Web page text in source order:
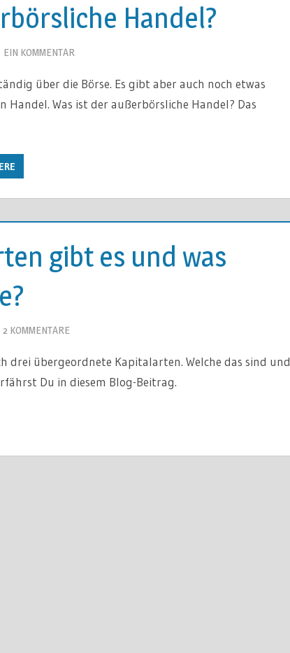
Handel?
EIN KOMMENTAR
über die Börse. Es gibt aber auch noch etwas
Handel. Was ist der außerbörsliche Handel? Das
gibt es und was
2 KOMMENTARE
drei übergeordnete Kapitalarten. Welche das sind und
Du in diesem Blog-Beitrag.